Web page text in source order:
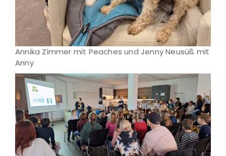
Annika Zimmer mit Peaches und Jenny Neusüß mit
Anny